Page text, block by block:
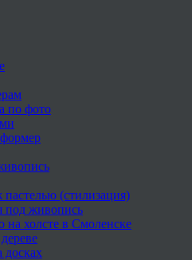
по фото
(стилизация)
под живопись
на холсте в Смоленске